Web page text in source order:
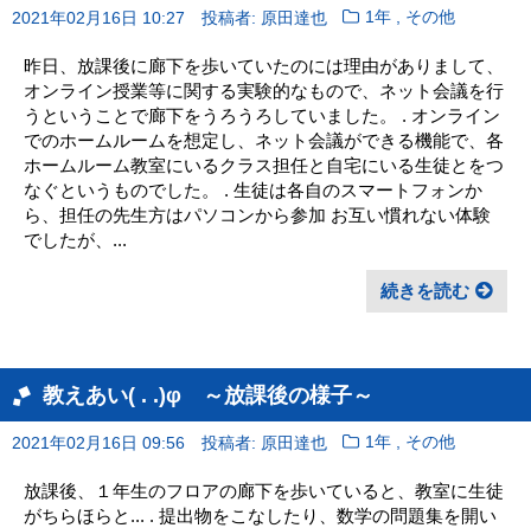
2021年02月16日 10:27 投稿者: 原田達也 1年 , その他
昨日、放課後に廊下を歩いていたのには理由がありまして、
オンライン授業等に関する実験的なもので、ネット会議を行
うということで廊下をうろうろしていました。 . オンライン
でのホームルームを想定し、ネット会議ができる機能で、各
ホームルーム教室にいるクラス担任と自宅にいる生徒とをつ
なぐというものでした。 . 生徒は各自のスマートフォンか
ら、担任の先生方はパソコンから参加 お互い慣れない体験
でしたが、...
続きを読む
教えあい( . .)φ ～放課後の様子～
2021年02月16日 09:56 投稿者: 原田達也 1年 , その他
放課後、１年生のフロアの廊下を歩いていると、教室に生徒
がちらほらと... . 提出物をこなしたり、数学の問題集を開い